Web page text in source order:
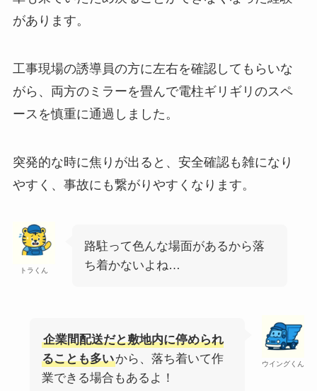
があります。
工事現場の誘導員の方に左右を確認してもらいな
がら、両方のミラーを畳んで電柱ギリギリのスペ
ースを慎重に通過しました。
突発的な時に焦りが出ると、安全確認も雑になり
やすく、事故にも繋がりやすくなります。
トラくん
路駐って色んな場面があるから落
ち着かないよね…
ウイングくん
企業間配送だと敷地内に停められ
ることも多いから、落ち着いて作
業できる場合もあるよ！